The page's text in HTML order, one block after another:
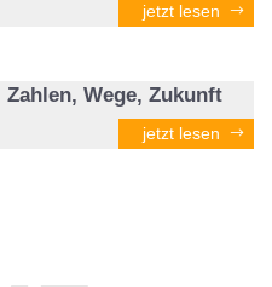
jetzt lesen
Wege, Zukunft
jetzt lesen